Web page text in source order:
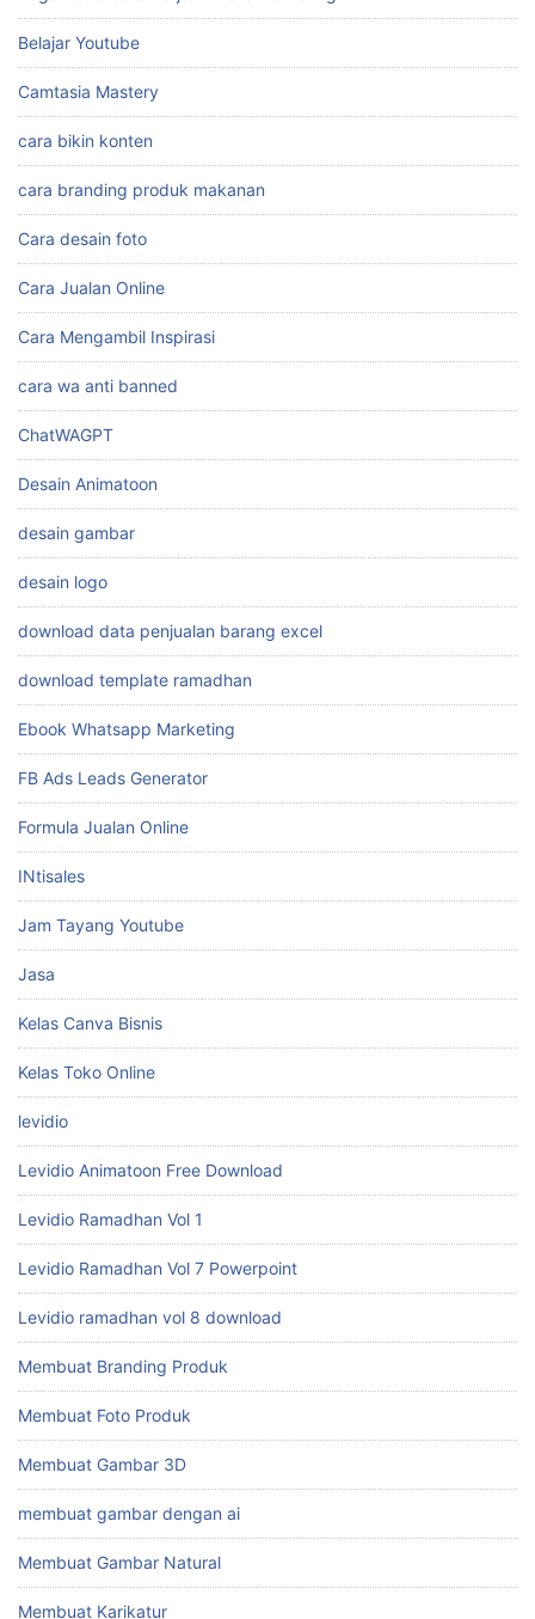
Belajar Youtube
Camtasia Mastery
cara bikin konten
cara branding produk makanan
Cara desain foto
Cara Jualan Online
Cara Mengambil Inspirasi
cara wa anti banned
ChatWAGPT
Desain Animatoon
desain gambar
desain logo
download data penjualan barang excel
download template ramadhan
Ebook Whatsapp Marketing
FB Ads Leads Generator
Formula Jualan Online
INtisales
Jam Tayang Youtube
Jasa
Kelas Canva Bisnis
Kelas Toko Online
levidio
Levidio Animatoon Free Download
Levidio Ramadhan Vol 1
Levidio Ramadhan Vol 7 Powerpoint
Levidio ramadhan vol 8 download
Membuat Branding Produk
Membuat Foto Produk
Membuat Gambar 3D
membuat gambar dengan ai
Membuat Gambar Natural
Membuat Karikatur